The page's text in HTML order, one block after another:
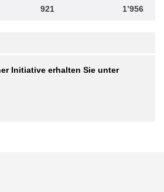
921 1’956
Initiative erhalten Sie unter